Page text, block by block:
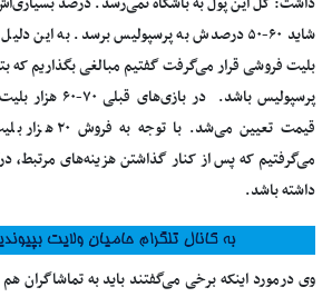
شاید ۶۰-۵۰ درصدش به پرسپولیس برسد. به
بلیت فروشی قرار می‌گرفت گفتیم مبالغی بگذاریم که
پرسپولیس باشد.
قیمت تعیین
می‌گرفتیم که پس از کنار گذاشتن هزینه‌های مرتبط،
داشته باشد.
وی درمورد اینکه برخی می‌گفتند باید به